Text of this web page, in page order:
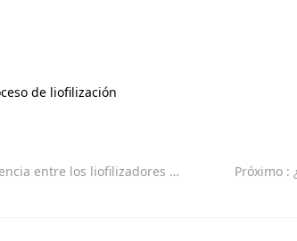
de liofilización
de flores y los liofilizadores de alimentos? Próximo :